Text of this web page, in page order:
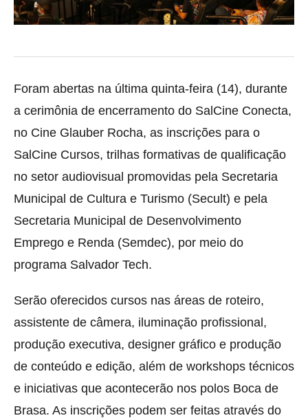
Foram abertas na última quinta-feira (14), durante
a cerimônia de encerramento do SalCine Conecta,
no Cine Glauber Rocha, as inscrições para o
SalCine Cursos, trilhas formativas de qualificação
no setor audiovisual promovidas pela Secretaria
Municipal de Cultura e Turismo (Secult) e pela
Secretaria Municipal de Desenvolvimento
Emprego e Renda (Semdec), por meio do
programa Salvador Tech.
Serão oferecidos cursos nas áreas de roteiro,
assistente de câmera, iluminação profissional,
produção executiva, designer gráfico e produção
de conteúdo e edição, além de workshops técnicos
e iniciativas que acontecerão nos polos Boca de
Brasa. As inscrições podem ser feitas através do